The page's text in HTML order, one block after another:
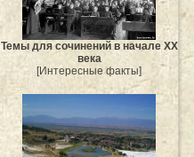
Темы для сочинений в начале XX
века
[Интересные факты]